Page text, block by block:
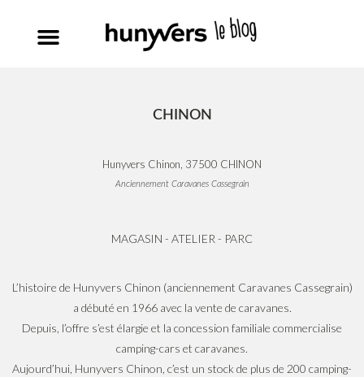
CHINON
Hunyvers Chinon, 37500 CHINON
Anciennement Caravanes Cassegrain
MAGASIN - ATELIER - PARC
L’histoire de Hunyvers Chinon (anciennement Caravanes Cassegrain)
a débuté en 1966 avec la vente de caravanes.
Depuis, l’offre s’est élargie et la concession familiale commercialise
camping-cars et caravanes.
Aujourd’hui, Hunyvers Chinon, c’est un stock de plus de 200 camping-